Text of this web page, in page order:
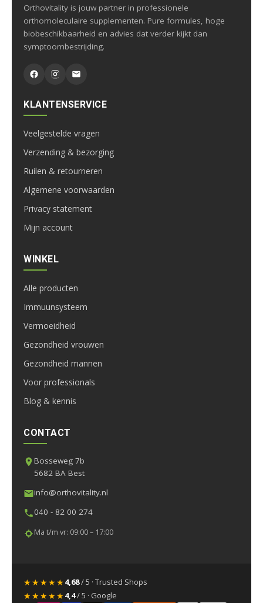
Orthovitality is jouw partner in professionele
orthomoleculaire supplementen. Pure formules, hoge
biobeschikbaarheid en advies dat verder kijkt dan
symptoombestrijding.
KLANTENSERVICE
Veelgestelde vragen
Verzending & bezorging
Ruilen & retourneren
Algemene voorwaarden
Privacy statement
Mijn account
WINKEL
Alle producten
Immuunsysteem
Vermoeidheid
Gezondheid vrouwen
Gezondheid mannen
Voor professionals
Blog & kennis
CONTACT
Bosseweg 7b
5682 BA Best
info@orthovitality.nl
040 - 82 00 274
Ma t/m vr: 09:00 – 17:00
★★★★★4,68/ 5 · Trusted Shops
★★★★★4,4/ 5 · Google